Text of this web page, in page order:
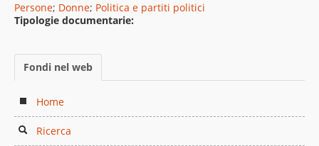
Persone; Donne; Politica e partiti politici
Tipologie documentarie:
Fondi nel web
Home
Ricerca